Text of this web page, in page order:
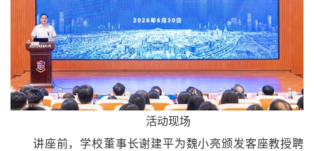
活动现场
讲座前，学校董事长谢建平为魏小亮颁发客座教授聘